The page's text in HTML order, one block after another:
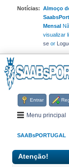
Notícias: Almoço
Mensal
visualizar
se or
Entrar
Menu principal
SAABsPORTUGAL
Atenção!